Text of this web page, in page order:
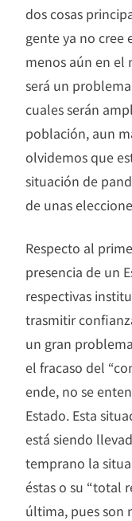
dos cosas
gente ya no cree
menos aún en el
será un
cuales serán
población, aun
olvidemos que
situación de
de unas
Respecto al
presencia de un
respectivas
trasmitir
un gran
el fracaso del
ende, no se
Estado. Esta
está siendo
temprano la
éstas o su “total
última, pues son